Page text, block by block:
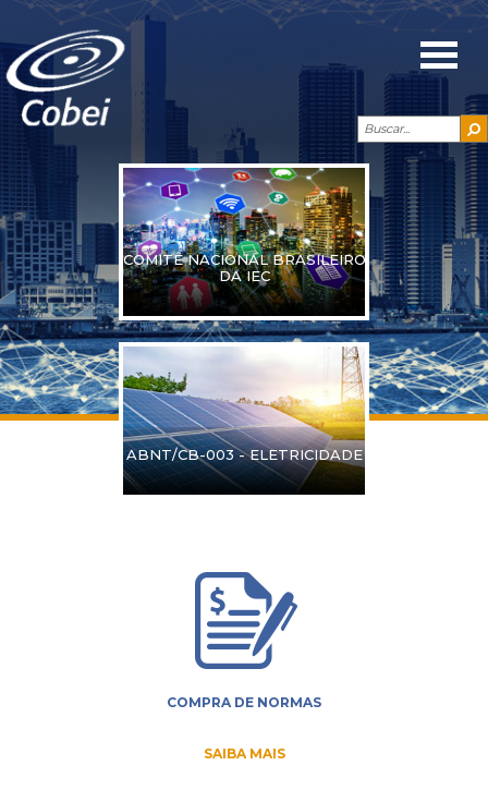
COMITÊ NACIONAL BRASILEIRO
DA IEC
ABNT/CB-003 - ELETRICIDADE
COMPRA DE NORMAS
SAIBA MAIS